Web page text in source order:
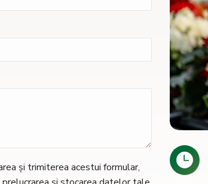
și trimiterea acestui formular,